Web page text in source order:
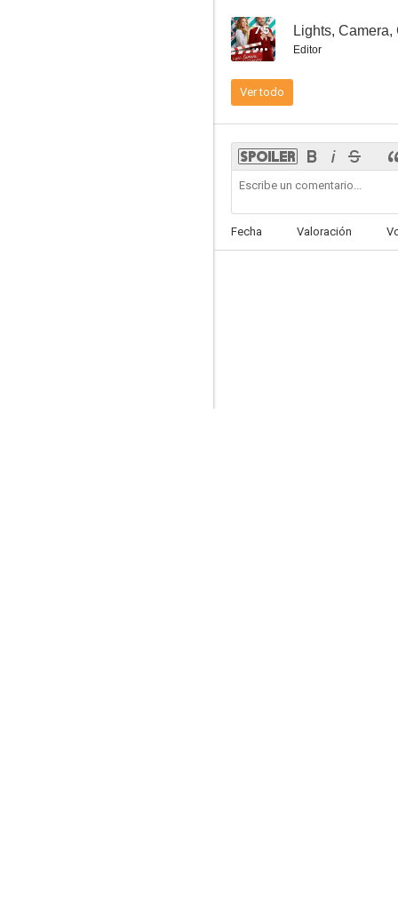
6.6
6.3
7.5 Lights, Camera,
Editor
Ver todo
Fecha Valoración